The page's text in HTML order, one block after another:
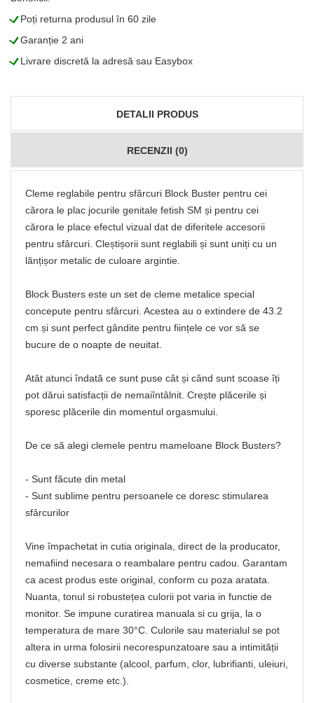
LPoți returna produsul în 60 zile
LGaranție 2 ani
LLivrare discretă la adresă sau Easybox
DETALII PRODUS
RECENZII (0)
Cleme reglabile pentru sfârcuri Block Buster pentru cei
cărora le plac jocurile genitale fetish SM și pentru cei
cărora le place efectul vizual dat de diferitele accesorii
pentru sfârcuri. Cleștișorii sunt reglabili și sunt uniți cu un
lănțișor metalic de culoare argintie.
Block Busters este un set de cleme metalice special
concepute pentru sfârcuri. Acestea au o extindere de 43.2
cm și sunt perfect gândite pentru ființele ce vor să se
bucure de o noapte de neuitat.
Atât atunci îndată ce sunt puse cât și când sunt scoase îți
pot dărui satisfacții de nemaiîntâlnit. Crește plăcerile și
sporesc plăcerile din momentul orgasmului.
De ce să alegi clemele pentru mameloane Block Busters?
- Sunt făcute din metal
- Sunt sublime pentru persoanele ce doresc stimularea
sfârcurilor
Vine împachetat in cutia originala, direct de la producator,
nemafiind necesara o reambalare pentru cadou. Garantam
ca acest produs este original, conform cu poza aratata.
Nuanta, tonul si robustețea culorii pot varia in functie de
monitor. Se impune curatirea manuala si cu grija, la o
temperatura de mare 30°C. Culorile sau materialul se pot
altera in urma folosirii necorespunzatoare sau a intimității
cu diverse substante (alcool, parfum, clor, lubrifianti, uleiuri,
cosmetice, creme etc.).